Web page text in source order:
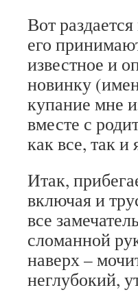
Вот
его
известное и
новинку
купание мне
вместе с
как все, так и
Итак,
включая и
все
сломанной
наверх –
неглубокий,